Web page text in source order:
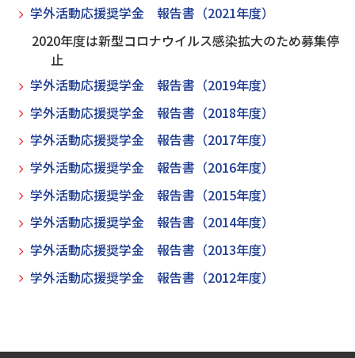
学外活動応援奨学金 報告書（2021年度）
2020年度は新型コロナウイルス感染拡大のため募集停
止
学外活動応援奨学金 報告書（2019年度）
学外活動応援奨学金 報告書（2018年度）
学外活動応援奨学金 報告書（2017年度）
学外活動応援奨学金 報告書（2016年度）
学外活動応援奨学金 報告書（2015年度）
学外活動応援奨学金 報告書（2014年度）
学外活動応援奨学金 報告書（2013年度）
学外活動応援奨学金 報告書（2012年度）